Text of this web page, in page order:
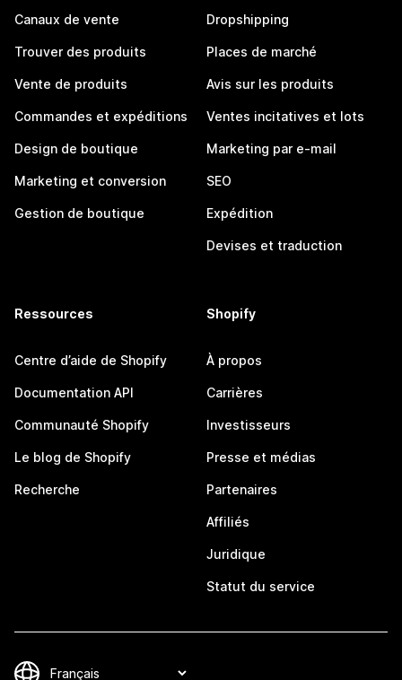
Canaux de vente
Trouver des produits
Vente de produits
Commandes et expéditions
Design de boutique
Marketing et conversion
Gestion de boutique
Dropshipping
Places de marché
Avis sur les produits
Ventes incitatives et lots
Marketing par e-mail
SEO
Expédition
Devises et traduction
Ressources
Centre d’aide de Shopify
Documentation API
Communauté Shopify
Le blog de Shopify
Recherche
Shopify
À propos
Carrières
Investisseurs
Presse et médias
Partenaires
Affiliés
Juridique
Statut du service